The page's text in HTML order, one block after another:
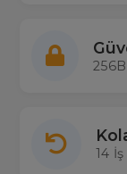
14